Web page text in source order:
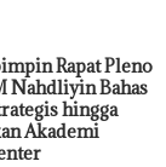
Rapat Pleno
Nahdliyin Bahas
hingga
Akademi